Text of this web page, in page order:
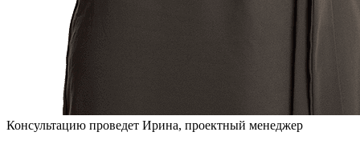
Консультацию проведет Ирина, проектный менеджер